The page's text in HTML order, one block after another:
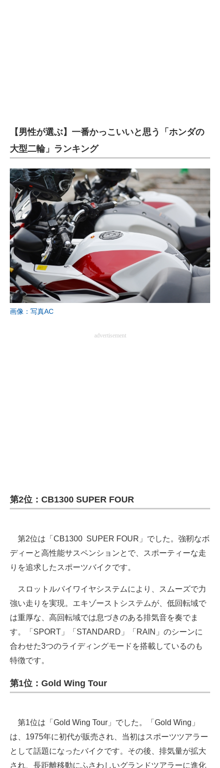
【男性が選ぶ】一番かっこいいと思う「ホンダの
大型二輪」ランキング
画像：写真AC
advertisement
第2位：CB1300 SUPER FOUR
第2位は「CB1300 SUPER FOUR」でした。強靭なボ
ディーと高性能サスペンションとで、スポーティーな走
りを追求したスポーツバイクです。
スロットルバイワイヤシステムにより、スムーズで力
強い走りを実現。エキゾーストシステムが、低回転域で
は重厚な、高回転域では息づきのある排気音を奏でま
す。「SPORT」「STANDARD」「RAIN」のシーンに
合わせた3つのライディングモードを搭載しているのも
特徴です。
第1位：Gold Wing Tour
第1位は「Gold Wing Tour」でした。「Gold Wing」
は、1975年に初代が販売され、当初はスポーツツアラー
として話題になったバイクです。その後、排気量が拡大
され、長距離移動にふさわしいグランドツアラーに進化